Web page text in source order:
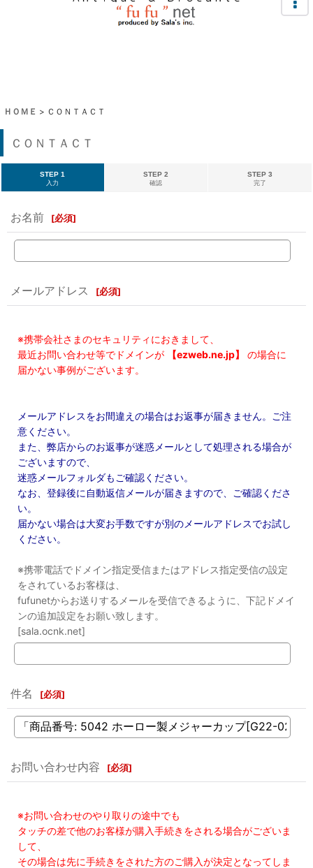
ＨＯＭＥ > ＣＯＮＴＡＣＴ
ＣＯＮＴＡＣＴ
STEP 1
入力
STEP 2
確認
STEP 3
完了
お名前 [必須]
メールアドレス [必須]
※携帯会社さまのセキュリティにおきまして、
最近お問い合わせ等でドメインが
【ezweb.ne.jp】
の場合に
届かない事例がございます。
メールアドレスをお間違えの場合はお返事が届きません。ご注
意ください。
また、弊店からのお返事が迷惑メールとして処理される場合が
ございますので、
迷惑メールフォルダもご確認ください。
なお、登録後に自動返信メールが届きますので、ご確認くださ
い。
届かない場合は大変お手数ですが別のメールアドレスでお試し
ください。
※携帯電話でドメイン指定受信またはアドレス指定受信の設定
をされているお客様は、
fufunetからお送りするメールを受信できるように、下記ドメイ
ンの追加設定をお願い致します。
[sala.ocnk.net]
件名 [必須]
お問い合わせ内容 [必須]
※お問い合わせのやり取りの途中でも
タッチの差で他のお客様が購入手続きをされる場合がございま
して、
その場合は先に手続きをされた方のご購入が決定となってしま